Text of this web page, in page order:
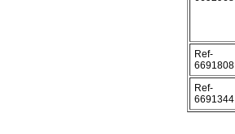
Ref-
6691808
Ref-
6691344